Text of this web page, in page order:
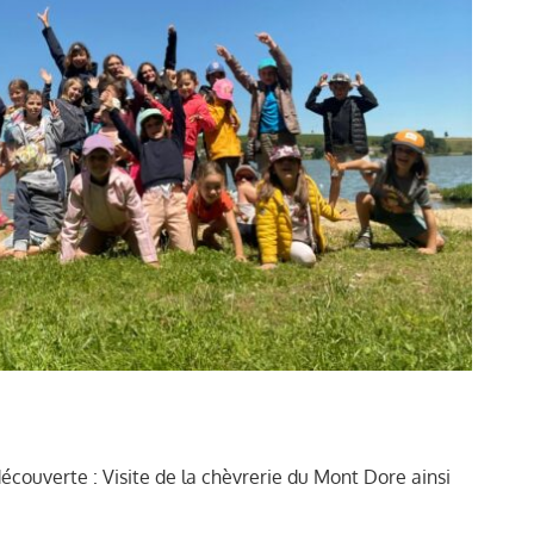
: Visite de la chèvrerie du Mont Dore ainsi